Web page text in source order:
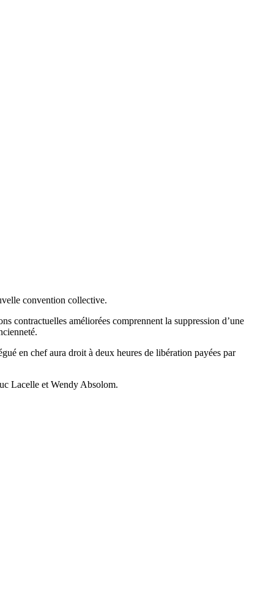
convention collective.
contractuelles améliorées comprennent la suppression d’une
en chef aura droit à deux heures de libération payées par
Lacelle et Wendy Absolom.